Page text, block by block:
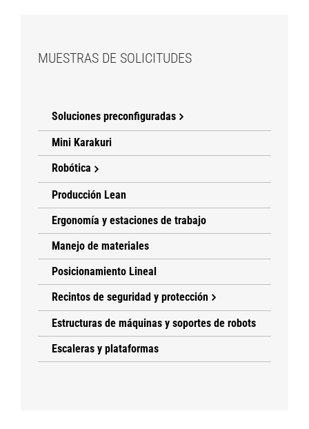
MUESTRAS DE SOLICITUDES
Soluciones preconfiguradas
Mini Karakuri
Robótica
Producción Lean
Ergonomía y estaciones de trabajo
Manejo de materiales
Posicionamiento Lineal
Recintos de seguridad y protección
Estructuras de máquinas y soportes de robots
Escaleras y plataformas